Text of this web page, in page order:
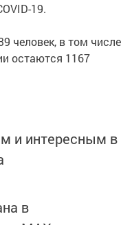
19.
человек, в том числе
остаются 1167
и интересным в
в